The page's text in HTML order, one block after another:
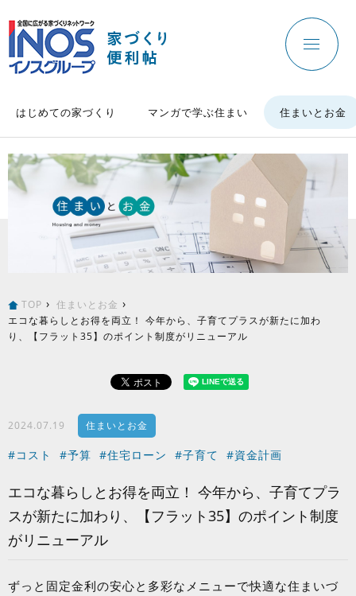
はじめての家づくり マンガで学ぶ住まい 住まいとお金
TOP
住まいとお金
エコな暮らしとお得を両立！ 今年から、子育てプラスが新たに加わ
り、【フラット35】のポイント制度がリニューアル
2024.07.19 住まいとお金
#コスト #予算 #住宅ローン #子育て #資金計画
エコな暮らしとお得を両立！ 今年から、子育てプラ
スが新たに加わり、【フラット35】のポイント制度
がリニューアル
ずっと固定金利の安心と多彩なメニューで快適な住まいづ